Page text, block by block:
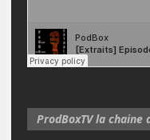
ProdBoxTV la chaine